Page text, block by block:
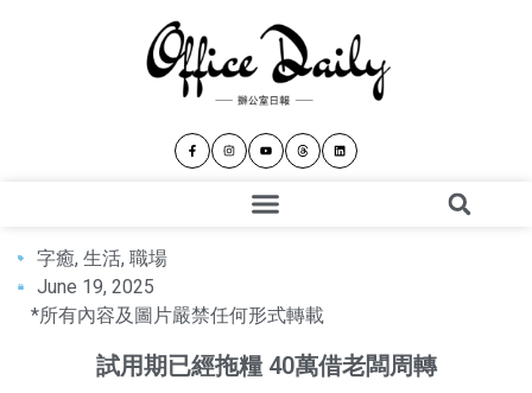
字癒, 生活, 職場
June 19, 2025
*所有內容及圖片嚴禁任何形式轉載
試用期已經拖糧 40萬借老闆周轉